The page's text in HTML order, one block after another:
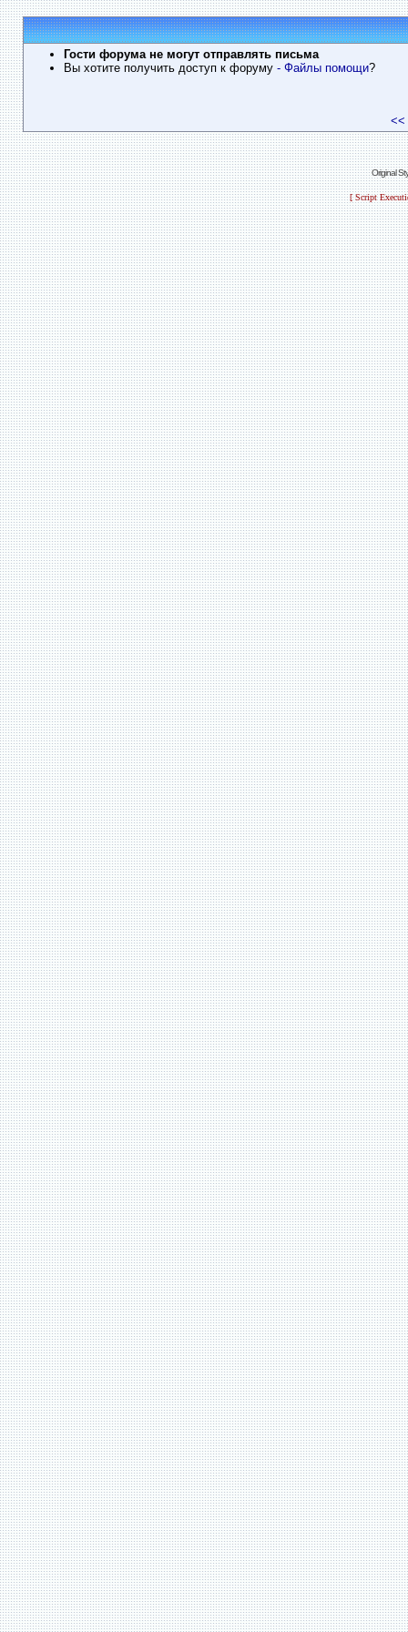
Гости форума не могут отправлять письма
Вы хотите получить доступ к форуму - Файлы помощи?
<<
Original
[ Script